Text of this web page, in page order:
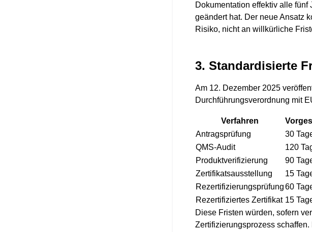
Dokumentation effektiv alle
geändert hat. Der neue Ansatz
Risiko, nicht an willkürliche
3. Standardisierte
Am 12. Dezember 2025
Durchführungsverordnung mit
Verfahren
Antragsprüfung
30
QMS-Audit
120
Produktverifizierung
90
Zertifikatsausstellung
15
Rezertifizierungsprüfung60
Rezertifiziertes Zertifikat 15
Diese Fristen würden, sofern
Zertifizierungsprozess